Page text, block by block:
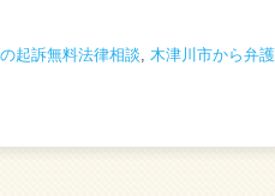
起訴無料法律相談 木津川市から弁